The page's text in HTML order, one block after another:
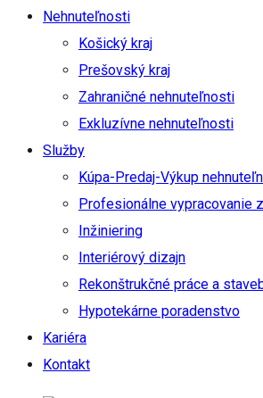
Nehnuteľnosti
Košický kraj
Prešovský kraj
Zahraničné nehnuteľnosti
Exkluzívne nehnuteľnosti
Služby
Kúpa-Predaj-Výkup
Profesionálne vypracovanie
Inžiniering
Interiérový dizajn
Rekonštrukčné práce a
Hypotekárne poradenstvo
Kariéra
Kontakt